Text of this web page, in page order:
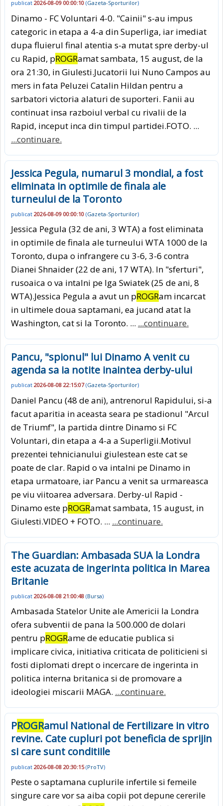
publicat 2026-08-09 00:00:10 (Gazeta-Sporturilor)
Dinamo - FC Voluntari 4-0. "Cainii" s-au impus
categoric in etapa a 4-a din Superliga, iar imediat
dupa fluierul final atentia s-a mutat spre derby-ul
cu Rapid, pROGRamat sambata, 15 august, de la
ora 21:30, in Giulesti.Jucatorii lui Nuno Campos au
mers in fata Peluzei Catalin Hildan pentru a
sarbatori victoria alaturi de suporteri. Fanii au
continuat insa razboiul verbal cu rivalii de la
Rapid, inceput inca din timpul partidei.FOTO. ...
...continuare.
Jessica Pegula, numarul 3 mondial, a fost
eliminata in optimile de finala ale
turneului de la Toronto
publicat 2026-08-09 00:00:10 (Gazeta-Sporturilor)
Jessica Pegula (32 de ani, 3 WTA) a fost eliminata
in optimile de finala ale turneului WTA 1000 de la
Toronto, dupa o infrangere cu 3-6, 3-6 contra
Dianei Shnaider (22 de ani, 17 WTA). In "sferturi",
rusoaica o va intalni pe Iga Swiatek (25 de ani, 8
WTA).Jessica Pegula a avut un pROGRam incarcat
in ultimele doua saptamani, ea jucand atat la
Washington, cat si la Toronto. ... ...continuare.
Pancu, "spionul" lui Dinamo A venit cu
agenda sa ia notite inaintea derby-ului
publicat 2026-08-08 22:15:07(Gazeta-Sporturilor)
Daniel Pancu (48 de ani), antrenorul Rapidului, si-a
facut aparitia in aceasta seara pe stadionul "Arcul
de Triumf", la partida dintre Dinamo si FC
Voluntari, din etapa a 4-a a Superligii.Motivul
prezentei tehnicianului giulestean este cat se
poate de clar. Rapid o va intalni pe Dinamo in
etapa urmatoare, iar Pancu a venit sa urmareasca
pe viu viitoarea adversara. Derby-ul Rapid -
Dinamo este pROGRamat sambata, 15 august, in
Giulesti.VIDEO + FOTO. ... ...continuare.
The Guardian: Ambasada SUA la Londra
este acuzata de ingerinta politica in Marea
Britanie
publicat 2026-08-08 21:00:48 (Bursa)
Ambasada Statelor Unite ale Americii la Londra
ofera subventii de pana la 500.000 de dolari
pentru pROGRame de educatie publica si
implicare civica, initiativa criticata de politicieni si
fosti diplomati drept o incercare de ingerinta in
politica interna britanica si de promovare a
ideologiei miscarii MAGA. ...continuare.
PROGRamul National de Fertilizare in vitro
revine. Cate cupluri pot beneficia de sprijin
si care sunt conditiile
publicat 2026-08-08 20:30:15(ProTV)
Peste o saptamana cuplurile infertile si femeile
singure care vor sa aiba copii pot depune cererile